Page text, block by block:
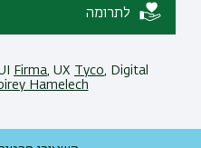
לתרומה
Firma, UX Tyco, Digital
Hamelech